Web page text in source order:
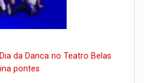
da Danca no Teatro Belas
pontes